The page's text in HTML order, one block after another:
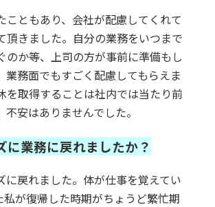
こともあり、会社が配慮してくれて
頂きました。自分の業務をいつまで
のか等、上司の方が事前に準備もし
業務面でもすごく配慮してもらえま
を取得することは社内では当たり前
安はありませんでした。
に業務に戻れましたか？
に戻れました。体が仕事を覚えてい
私が復帰した時期がちょうど繁忙期